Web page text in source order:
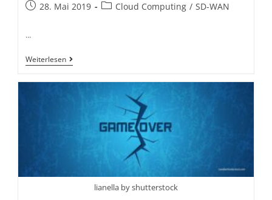
28. Mai 2019 Cloud Computing / SD-WAN
…
Weiterlesen
lianella by shutterstock